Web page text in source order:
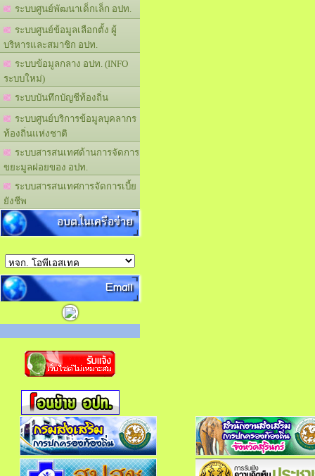
ระบบศูนย์พัฒนาเด็กเล็ก อปท.
ระบบศูนย์ข้อมูลเลือกตั้ง ผู้
บริหารและสมาชิก อปท.
ระบบข้อมูลกลาง อปท. (INFO
ระบบใหม่)
ระบบบันทึกบัญชีท้องถิ่น
ระบบศูนย์บริการข้อมูลบุคลากร
ท้องถิ่นแห่งชาติ
ระบบสารสนเทศด้านการจัดการ
ขยะมูลฝอยของ อปท.
ระบบสารสนเทศการจัดการเบี้ย
ยังชีพ
อบต.ในเครือข่าย
Email